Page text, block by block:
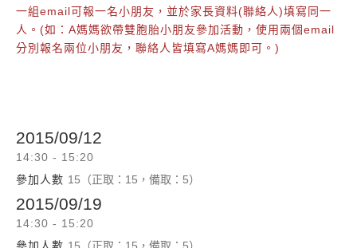
一組email可報一名小朋友，並於家長資料(聯絡人)填寫同一
人。(如：A媽媽欲帶雙胞胎小朋友參加活動，使用兩個email
分別報名兩位小朋友，聯絡人皆填寫A媽媽即可。)
2015/09/12
14:30 - 15:20
參加人數 15（正取：15，備取：5）
2015/09/19
14:30 - 15:20